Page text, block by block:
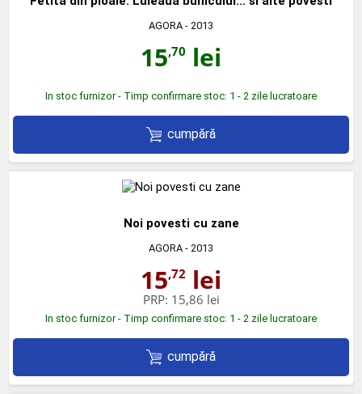
AGORA - 2013
15,70 lei
In stoc furnizor - Timp confirmare stoc: 1 - 2 zile lucratoare
cumpără
Noi povesti cu zane
AGORA - 2013
15,72 lei
PRP: 15,86 lei
In stoc furnizor - Timp confirmare stoc: 1 - 2 zile lucratoare
cumpără